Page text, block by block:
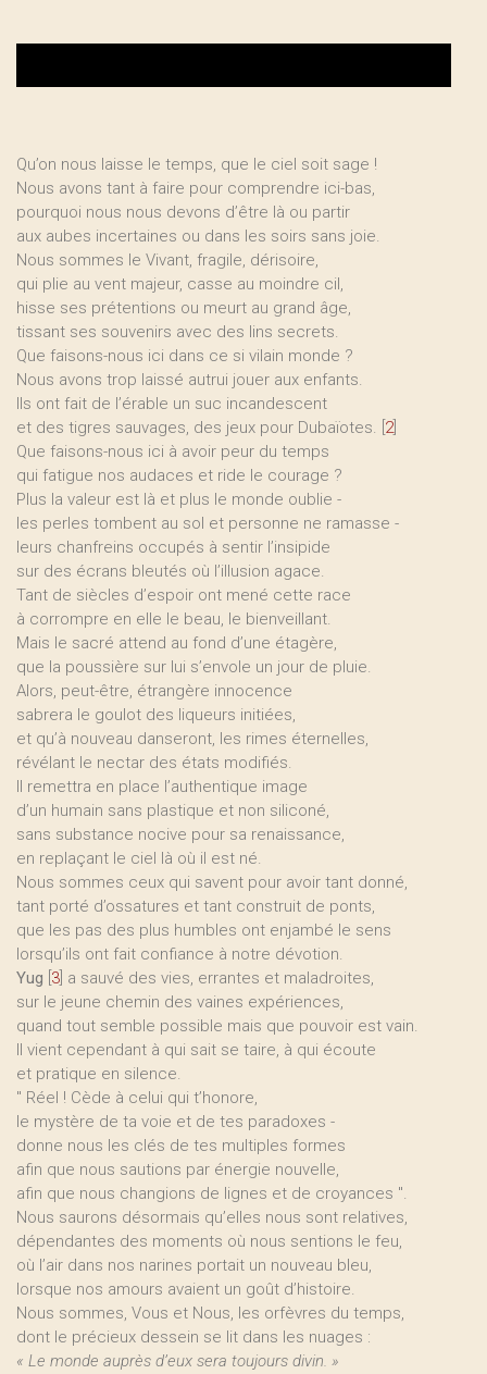
Qu’on nous laisse le temps, que le ciel soit sage !
Nous avons tant à faire pour comprendre ici-bas,
pourquoi nous nous devons d’être là ou partir
aux aubes incertaines ou dans les soirs sans joie.
Nous sommes le Vivant, fragile, dérisoire,
qui plie au vent majeur, casse au moindre cil,
hisse ses prétentions ou meurt au grand âge,
tissant ses souvenirs avec des lins secrets.
Que faisons-nous ici dans ce si vilain monde ?
Nous avons trop laissé autrui jouer aux enfants.
Ils ont fait de l’érable un suc incandescent
et des tigres sauvages, des jeux pour Dubaïotes. 2]
Que faisons-nous ici à avoir peur du temps
qui fatigue nos audaces et ride le courage ?
Plus la valeur est là et plus le monde oublie -
les perles tombent au sol et personne ne ramasse -
leurs chanfreins occupés à sentir l’insipide
sur des écrans bleutés où l’illusion agace.
Tant de siècles d’espoir ont mené cette race
à corrompre en elle le beau, le bienveillant.
Mais le sacré attend au fond d’une étagère,
que la poussière sur lui s’envole un jour de pluie.
Alors, peut-être, étrangère innocence
sabrera le goulot des liqueurs initiées,
et qu’à nouveau danseront, les rimes éternelles,
révélant le nectar des états modifiés.
Il remettra en place l’authentique image
d’un humain sans plastique et non siliconé,
sans substance nocive pour sa renaissance,
en replaçant le ciel là où il est né.
Nous sommes ceux qui savent pour avoir tant donné,
tant porté d’ossatures et tant construit de ponts,
que les pas des plus humbles ont enjambé le sens
lorsqu’ils ont fait confiance à notre dévotion.
Yug 3 a sauvé des vies, errantes et maladroites,
sur le jeune chemin des vaines expériences,
quand tout semble possible mais que pouvoir est vain.
Il vient cependant à qui sait se taire, à qui écoute
et pratique en silence.
" Réel ! Cède à celui qui t’honore,
le mystère de ta voie et de tes paradoxes -
donne nous les clés de tes multiples formes
afin que nous sautions par énergie nouvelle,
afin que nous changions de lignes et de croyances ".
Nous saurons désormais qu’elles nous sont relatives,
dépendantes des moments où nous sentions le feu,
où l’air dans nos narines portait un nouveau bleu,
lorsque nos amours avaient un goût d’histoire.
Nous sommes, Vous et Nous, les orfèvres du temps,
dont le précieux dessein se lit dans les nuages :
« Le monde auprès d’eux sera toujours divin. »